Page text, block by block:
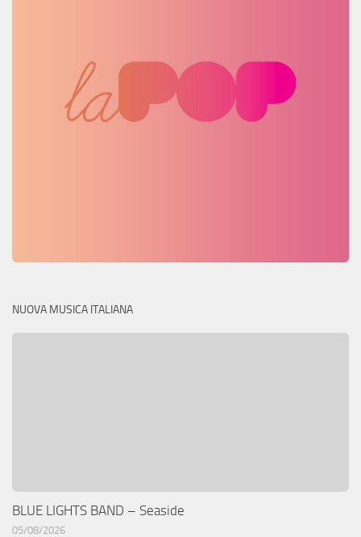
NUOVA MUSICA ITALIANA
BLUE LIGHTS BAND – Seaside
05/08/2026